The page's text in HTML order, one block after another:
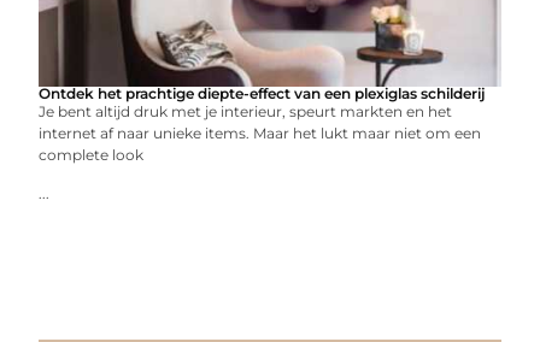
Ontdek het prachtige diepte-effect van een plexiglas schilderij
Je bent altijd druk met je interieur, speurt markten en het
internet af naar unieke items. Maar het lukt maar niet om een
complete look
...